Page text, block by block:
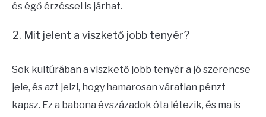
és égő érzéssel is járhat.
Mit jelent a viszkető jobb tenyér?
Sok kultúrában a viszkető jobb tenyér a jó szerencse
jele, és azt jelzi, hogy hamarosan váratlan pénzt
kapsz. Ez a babona évszázadok óta létezik, és ma is